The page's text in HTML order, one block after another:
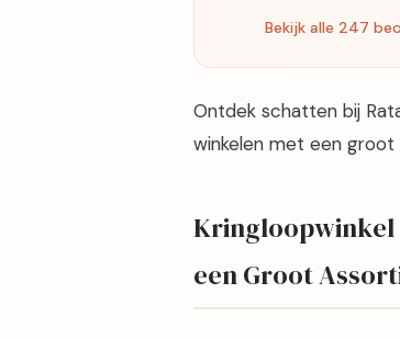
Bekijk alle 247
Ontdek schatten bij
winkelen met een
Kringloopwinkel
een Groot